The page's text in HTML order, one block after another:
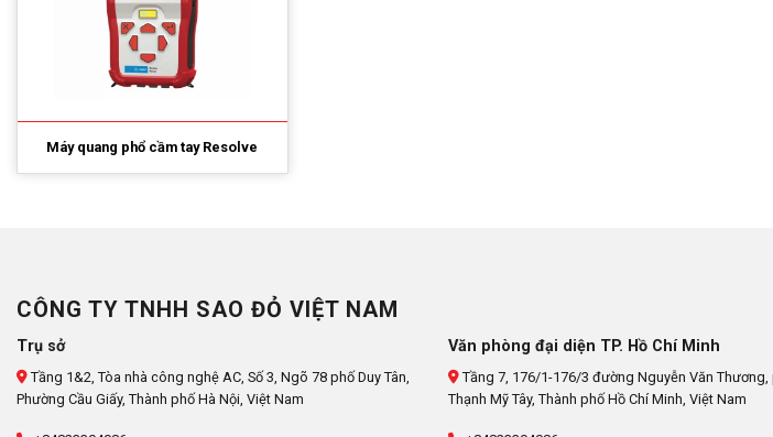
Máy quang phổ cầm tay Resolve
CÔNG TY TNHH SAO ĐỎ VIỆT NAM
Trụ sở
Tầng 1&2, Tòa nhà công nghệ AC, Số 3, Ngõ 78 phố Duy Tân,
Phường Cầu Giấy, Thành phố Hà Nội, Việt Nam
Văn phòng đại diện TP. Hồ Chí Minh
Tầng 7, 176/1-176/3 đường Nguyễn Văn Thương,
Thạnh Mỹ Tây, Thành phố Hồ Chí Minh, Việt Nam